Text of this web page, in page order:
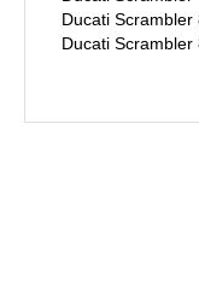
Ducati Scrambler
Ducati